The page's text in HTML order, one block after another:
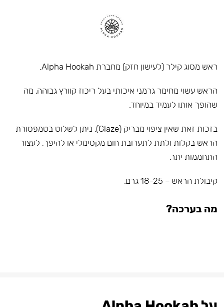
ראש מסוג קילר (לעישון חזק) מחברת Alpha Hookah.
הראש עשוי מחימר גרמני איכותי בעל ריכוז קוורץ גבוהה, מה
שהופך אותו לעמיד במיוחד.
בזכות זאת שאין ציפוי מבריק (Glaze), ניתן לשלוט בטמפטורת
הראש בקלות ולתת לתערובת חום מקסימלי או להיפך, לעצור
התחממות יתר.
קיבולת הראש – 18-25 גרם.
מה בערכה?